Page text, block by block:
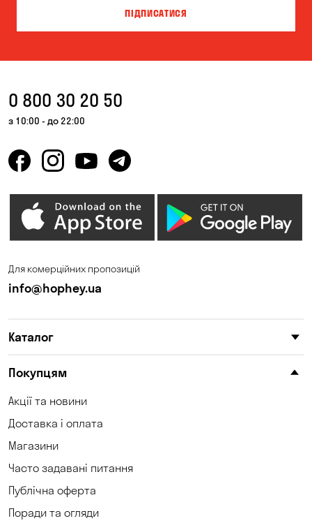
ПІДПИСАТИСЯ
0 800 30 20 50
з 10:00 - до 22:00
Для комерційних пропозицій
info@hophey.ua
Каталог
Покупцям
Акції та новини
Доставка і оплата
Магазини
Часто задавані питання
Публічна оферта
Поради та огляди